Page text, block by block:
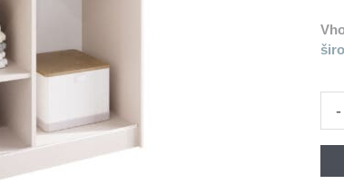
-